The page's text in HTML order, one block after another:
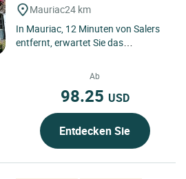
Mauriac24 km
In Mauriac, 12 Minuten von Salers
entfernt, erwartet Sie das
einer ehemaligen Poststation,...
Ab
98.25 USD
Entdecken Sie